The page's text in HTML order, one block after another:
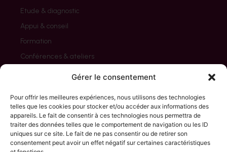
Gérer le consentement
Pour offrir les meilleures expériences, nous utilisons des technologies
telles que les cookies pour stocker et/ou accéder aux informations des
appareils. Le fait de consentir à ces technologies nous permettra de
traiter des données telles que le comportement de navigation ou les ID
uniques sur ce site. Le fait de ne pas consentir ou de retirer son
consentement peut avoir un effet négatif sur certaines caractéristiques
NOS CLIENTS
Associations
Collectivités / Etat
Etude & diagnostic
Appui & conseil
Formation
Conférences & ateliers